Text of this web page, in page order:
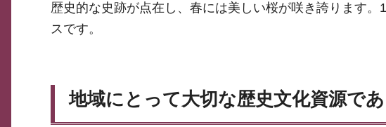
歴史的な史跡が点在し、春には美しい桜が咲き誇ります
スです。
地域にとって大切な歴史文化資源で